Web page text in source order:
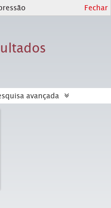
Fechar
avançada